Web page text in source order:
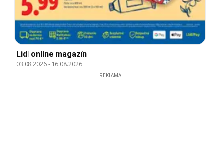
Lidl online magazín
03.08.2026- 16.08.2026
REKLAMA